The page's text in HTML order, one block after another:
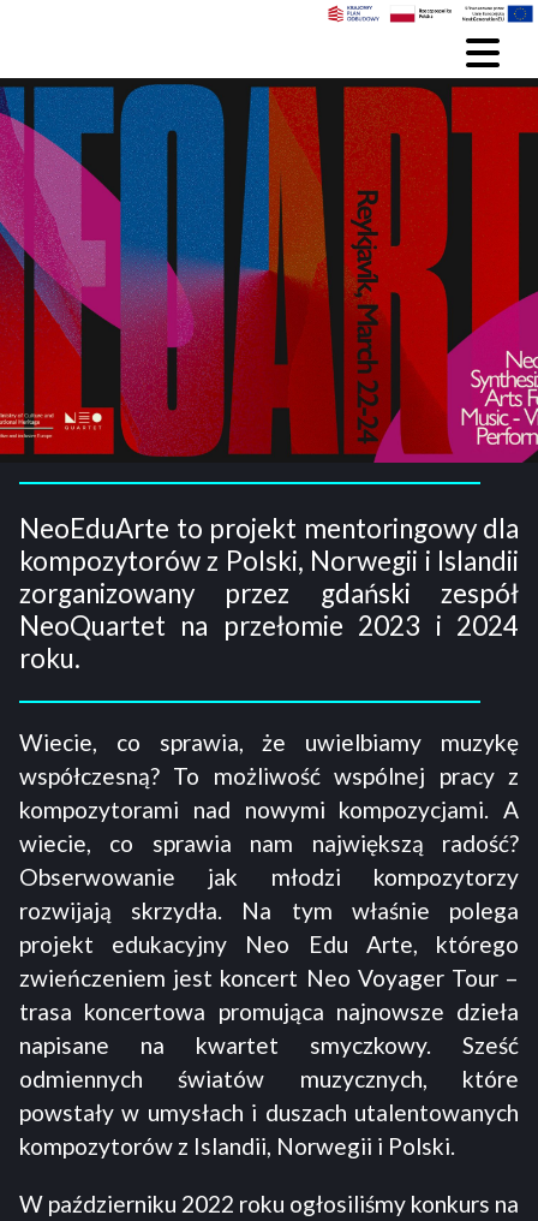
NeoEduArte to projekt mentoringowy dla
kompozytorów z Polski, Norwegii i Islandii
zorganizowany przez gdański zespół
NeoQuartet na przełomie 2023 i 2024
roku.
Wiecie, co sprawia, że uwielbiamy muzykę
współczesną? To możliwość wspólnej pracy z
kompozytorami nad nowymi kompozycjami. A
wiecie, co sprawia nam największą radość?
Obserwowanie jak młodzi kompozytorzy
rozwijają skrzydła. Na tym właśnie polega
projekt edukacyjny Neo Edu Arte, którego
zwieńczeniem jest koncert Neo Voyager Tour –
trasa koncertowa promująca najnowsze dzieła
napisane na kwartet smyczkowy. Sześć
odmiennych światów muzycznych, które
powstały w umysłach i duszach utalentowanych
kompozytorów z Islandii, Norwegii i Polski.
W październiku 2022 roku ogłosiliśmy konkurs na